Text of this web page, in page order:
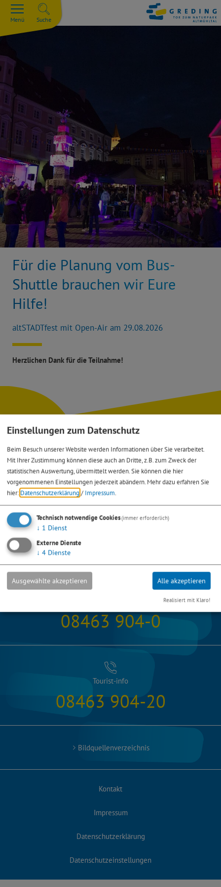
Menü Suche
Für die Planung vom Bus-
Shuttle brauchen wir Eure
Hilfe!
altSTADTfest mit Open-Air am 29.08.2026
Herzlichen Dank für die Teilnahme!
08463 904-0
Tourist-info
08463 904-20
Bildquellenverzeichnis
Kontakt
Impressum
Datenschutzerklärung
Datenschutzeinstellungen
Einstellungen zum Datenschutz
Beim Besuch unserer Website werden Informationen über Sie verarbeitet.
Mit Ihrer Zustimmung können diese auch an Dritte, z.B. zum Zweck der
statistischen Auswertung, übermittelt werden. Sie können die hier
vorgenommenen Einstellungen jederzeit abändern. Mehr dazu erfahren Sie
hier: Datenschutzerklärung / Impressum
Technisch notwendige Cookies(immer erforderlich)
↓ 1 Dienst
Externe Dienste
↓ 4 Dienste
Ausgewählte akzeptieren Alle akzeptieren
Realisiert mit Klaro!